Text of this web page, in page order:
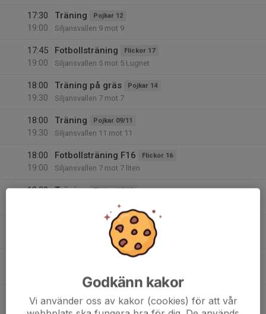
17:30
19:00
Träning Pojkar 12
Siljansvallen 9 mot 9
17:45
19:00
Fotbollsträning Flickor 17
Siljansvallen 5 mot 5 Lugnet
18:00
19:30
Träning på gräs Pojkar 14
Siljansvallen 7 mot 7
18:00
19:30
Träning Pojkar 09/11
Siljansvallen 11 mot 11
18:00
19:00
Fotbollsträning F16 Flickor 16
Siljansvallen 7 mot 7 liten
18:30
Träning Flickor 12/13
Siljansvallen 9 manna plan
*Intresseanmälan* Malung
19:30
21:30
Match mot Malungs IF Dam A
Division 3 Dam Dalarna
Godkänn kakor
Vi använder oss av kakor (cookies) för att vår